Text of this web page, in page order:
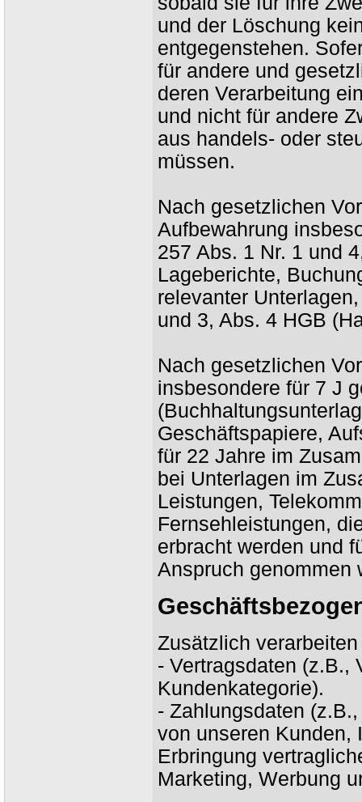
und der Löschung
entgegenstehen.
für andere und
deren Verarbeitung
und nicht für andere
aus handels- oder
müssen.
Nach gesetzlichen
Aufbewahrung
257 Abs. 1 Nr. 1 und
Lageberichte,
relevanter
und 3, Abs. 4 HGB
Nach gesetzlichen
insbesondere für 7 J
Geschäftspapiere,
für 22 Jahre im
bei Unterlagen im
Leistungen,
Fernsehleistungen,
erbracht werden und
Anspruch genommen
Zusätzlich
- Vertragsdaten (z.B.,
Kundenkategorie).
- Zahlungsdaten
von unseren Kunden,
Erbringung
Marketing, Werbung